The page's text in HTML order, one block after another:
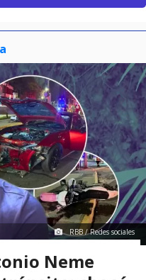
RBB / Redes sociales
Neme